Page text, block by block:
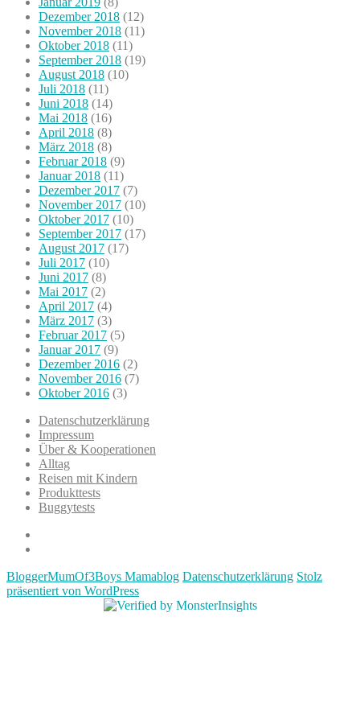
Dezember 2018 (12)
November 2018 (11)
Oktober 2018 (11)
September 2018 (19)
August 2018 (10)
Juli 2018 (11)
Juni 2018 (14)
Mai 2018 (16)
April 2018 (8)
März 2018 (8)
Februar 2018 (9)
Januar 2018 (11)
Dezember 2017 (7)
November 2017 (10)
Oktober 2017 (10)
September 2017 (17)
August 2017 (17)
Juli 2017 (10)
Juni 2017 (8)
Mai 2017 (2)
April 2017 (4)
März 2017 (3)
Februar 2017 (5)
Januar 2017 (9)
Dezember 2016 (2)
November 2016 (7)
Oktober 2016 (3)
Datenschutzerklärung
Impressum
Über & Kooperationen
Alltag
Reisen mit Kindern
Produkttests
Buggytests
BloggerMumOf3Boys Mamablog Datenschutzerklärung Stolz
präsentiert von WordPress